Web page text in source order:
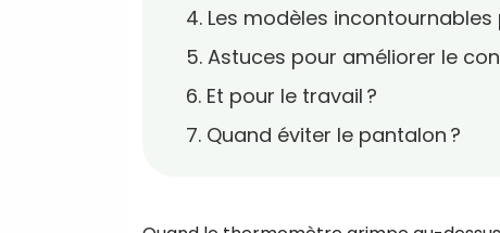
4. Les modèles incontournables
5. Astuces pour améliorer le
6. Et pour le travail ?
7. Quand éviter le pantalon ?